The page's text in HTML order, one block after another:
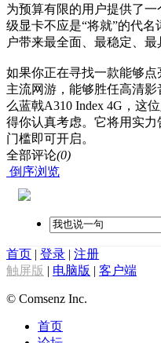
为预算有限的用户提供了
级显卡不应是“将就”的代
户带来最全面、最稳定、最
如果你正在寻找一款能够
主流网游，能够胜任高清
么蓝戟A310 Index 4G，这
得你认真考虑。它将用实
门槛即可开启。
全部评论(0)
倒序浏览
首页 | 登录 | 注册
触屏版 | 电脑版 | 客户端
© Comsenz Inc.
首页